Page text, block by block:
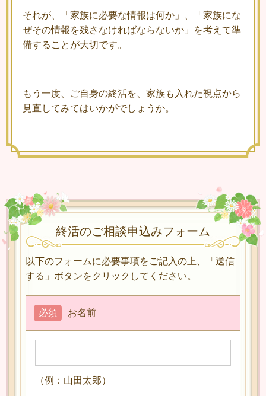
それが、「家族に必要な情報は何か」、「家族にな
ぜその情報を残さなければならないか」を考えて準
備することが大切です。
もう一度、ご自身の終活を、家族も入れた視点から
見直してみてはいかがでしょうか。
終活のご相談申込みフォーム
以下のフォームに必要事項をご記入の上、「送信
する」ボタンをクリックしてください。
お名前
必須
（例：山田太郎）